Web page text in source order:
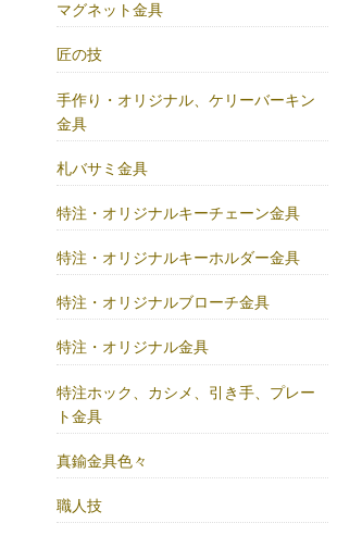
マグネット金具
匠の技
手作り・オリジナル、ケリーバーキン
金具
札バサミ金具
特注・オリジナルキーチェーン金具
特注・オリジナルキーホルダー金具
特注・オリジナルブローチ金具
特注・オリジナル金具
特注ホック、カシメ、引き手、プレー
ト金具
真鍮金具色々
職人技